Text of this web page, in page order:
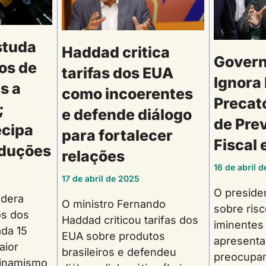
de
a
dos
15
Haddad critica
tarifas dos EUA
como incoerentes
e defende diálogo
para fortalecer
relações
17 de abril de 2025
O ministro Fernando
Haddad criticou tarifas dos
EUA sobre produtos
brasileiros e defendeu
Ignora
de
Fiscal
16 de abril
O
sobre